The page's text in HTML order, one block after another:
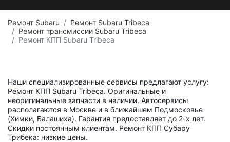
Ремонт Subaru
Ремонт Subaru Tribeca
Ремонт трансмиссии Subaru Tribeca
Ремонт КПП Subaru Tribeca
Наши специализированные сервисы предлагают услугу:
Ремонт КПП Subaru Tribeca. Оригинальные и
неоригинальные запчасти в наличии. Автосервисы
располагаются в Москве и в ближайшем Подмосковье
(Химки, Балашиха). Гарантия предоставляет до 2-х лет.
Скидки постоянным клиентам. Ремонт КПП Субару
Трибека: низкие цены.